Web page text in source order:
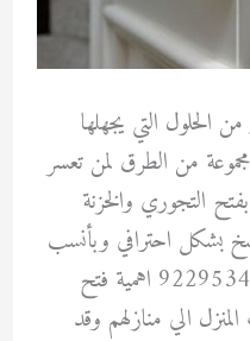
الحلول التي يجهلها
من الطرق لمن تعسر
التجوري والخزنة
بشكل احترافي وبأنسب
الاسعار تواصل الان مع الفني 92295349 اهمية فتح
الي منازلهم وقد